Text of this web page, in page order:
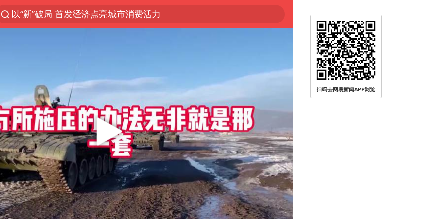
以“新”破局 首发经济点亮城市消费活力
法国下周开始禁止未经同意的电话营销
台风白海豚登陆地点更新
巡查组提问 工作人员偷用手机查答案
看守所辅警收受10万获刑1年
国家气候中心：8月将有4轮高温过程，部分地区可达40℃～45℃
宇树科技 打新
台风白海豚进入48小时警戒线
扫码去网易新闻APP浏览